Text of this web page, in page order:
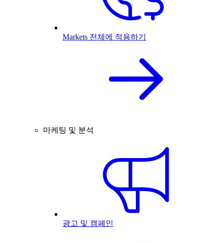
Markets 전체에 적용하기
마케팅 및 분석
광고 및 캠페인